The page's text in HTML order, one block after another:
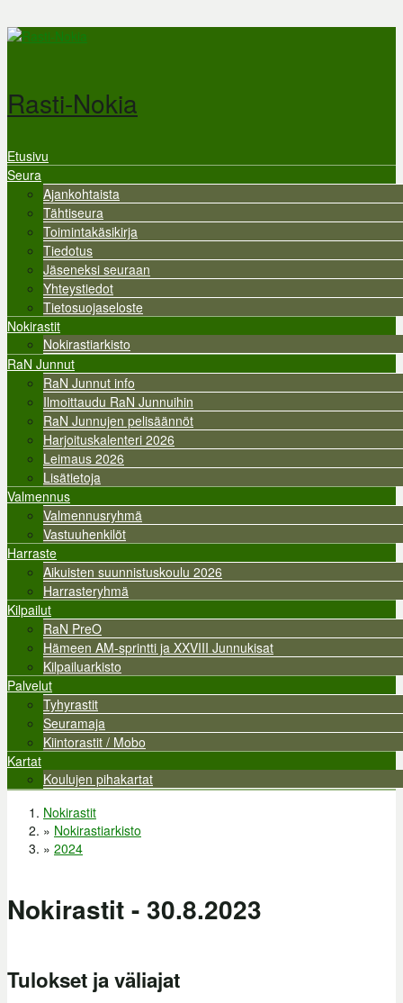
Hyppää pääsisältöön
Rasti-Nokia
Valikko
Etusivu
Seura
Ajankohtaista
Tähtiseura
Toimintakäsikirja
Tiedotus
Jäseneksi seuraan
Yhteystiedot
Tietosuojaseloste
Nokirastit
Nokirastiarkisto
RaN Junnut
RaN Junnut info
Ilmoittaudu RaN Junnuihin
RaN Junnujen pelisäännöt
Harjoituskalenteri 2026
Leimaus 2026
Lisätietoja
Valmennus
Valmennusryhmä
Vastuuhenkilöt
Harraste
Aikuisten suunnistuskoulu 2026
Harrasteryhmä
Kilpailut
RaN PreO
Hämeen AM-sprintti ja XXVIII Junnukisat
Kilpailuarkisto
Palvelut
Tyhyrastit
Seuramaja
Kiintorastit / Mobo
Kartat
Koulujen pihakartat
Olet täällä
Nokirastit
» Nokirastiarkisto
» 2024
Nokirastit - 30.8.2023
Tulokset ja väliajat